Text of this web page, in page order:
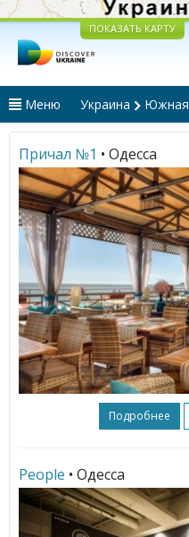
ПОКАЗАТЬ КАРТУ
Меню Украина Южная
Причал №1 • Одесса
Подробнее
People • Одесса